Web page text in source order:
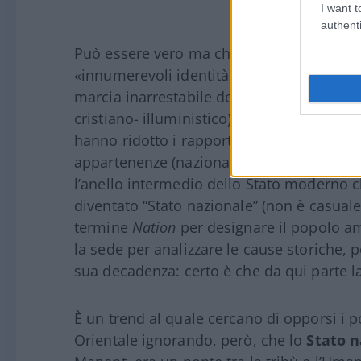
I want
Può essere vero ma chiediamoci che
«innumerevoli identità etniche
marcia inarrestabile dei tre
cristiano- illuministico) giuridico (i diritti
hanno ridotto i rapporti umani a
appartenenze (nazionali o razziali). Nella
l’anello intermedio dello Stato moderno
diventato “Stato nazionale” (non è
termine Nation per designare il popolo
la sede per analizzare le cause
sua decadenza: certo è che da qui parte
È un trend al quale cercano di opporsi i
Orientale ignorando, però, che lo Stato